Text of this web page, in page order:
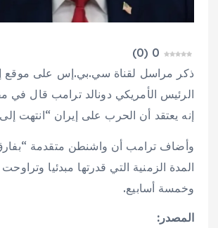
0
(
0
)
ذكر مراسل لقناة سي.بي.إس على
الرئيس الأمريكي دونالد ترامب قال في
إنه يعتقد أن الحرب على إيران “انتهت
وأضاف ترامب أن واشنطن متقدمة
المدة الزمنية التي قدرتها مبدئيا
وخمسة أسابيع.
المصدر: